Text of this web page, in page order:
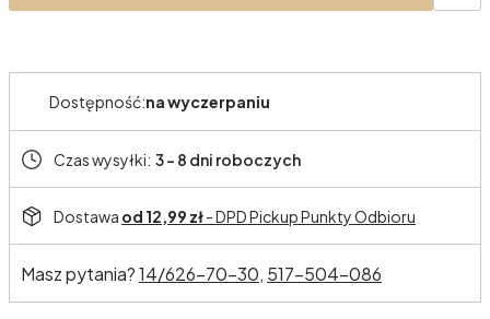
Dostępność:na wyczerpaniu
Czas wysyłki: 3 - 8 dni roboczych
Dostawa od 12,99 zł- DPD Pickup Punkty Odbioru
Masz pytania?14/626-70-30, 517-504-086